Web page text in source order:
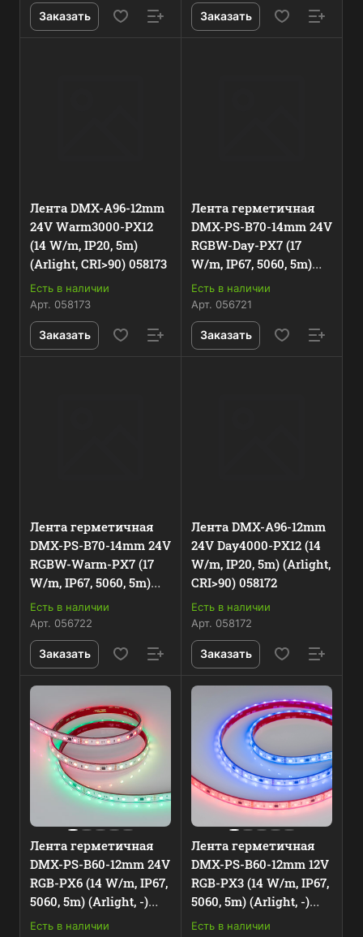
Заказать Заказать
Лента DMX-A96-12mm
24V Warm3000-PX12
(14 W/m, IP20, 5m)
(Arlight, CRI>90) 058173
Есть в наличии
Арт. 058173
Заказать
Лента герметичная
DMX-PS-B70-14mm 24V
RGBW-Day-PX7 (17
W/m, IP67, 5060, 5m)
(Arlight, CRI>90) 056721
Есть в наличии
Арт. 056721
Заказать
Лента герметичная
DMX-PS-B70-14mm 24V
RGBW-Warm-PX7 (17
W/m, IP67, 5060, 5m)
(Arlight, CRI>90) 056722
Есть в наличии
Арт. 056722
Заказать
Лента DMX-A96-12mm
24V Day4000-PX12 (14
W/m, IP20, 5m) (Arlight,
CRI>90) 058172
Есть в наличии
Арт. 058172
Заказать
Лента герметичная
DMX-PS-B60-12mm 24V
RGB-PX6 (14 W/m, IP67,
5060, 5m) (Arlight, -)
039182
Есть в наличии
Лента герметичная
DMX-PS-B60-12mm 12V
RGB-PX3 (14 W/m, IP67,
5060, 5m) (Arlight, -)
039605
Есть в наличии